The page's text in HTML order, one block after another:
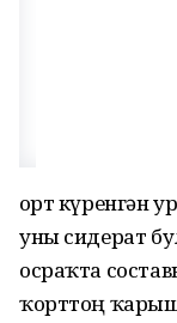
Ҡорт күренгән
уны ­сидерат
осраҡта
ҡорттоң